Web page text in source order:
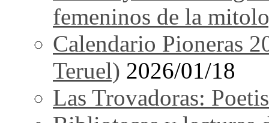
femeninos de la
Calendario Pioneras
Teruel) 2026/01/18
Las Trovadoras: